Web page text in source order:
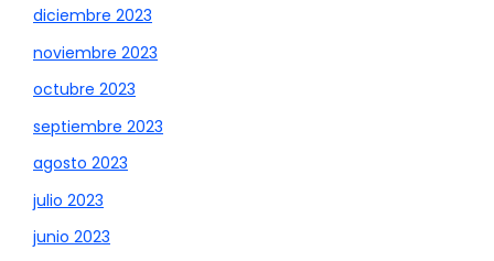
diciembre 2023
noviembre 2023
octubre 2023
septiembre 2023
agosto 2023
julio 2023
junio 2023